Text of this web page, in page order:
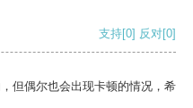
支持[0] 反对[0]
但偶尔也会出现卡顿的情况，希